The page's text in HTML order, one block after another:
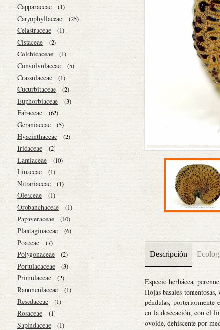
Capparaceae (1)
Caryophyllaceae (25)
Celastraceae (1)
Cistaceae (2)
Colchicaceae (1)
Convolvulaceae (5)
Crassulaceae (1)
Cucurbitaceae (2)
Euphorbiaceae (3)
Fabaceae (62)
Geraniaceae (5)
Hyacinthaceae (2)
Iridaceae (2)
Lamiaceae (10)
Linaceae (1)
Nitrariaceae (1)
Oleaceae (1)
Orobanchaceae (1)
Papaveraceae (10)
Plantaginaceae (6)
Poaceae (7)
Polygonaceae (2)
Portulacaceae (3)
Primulaceae (2)
Ranunculaceae (1)
Resedaceae (1)
Rosaceae (1)
Sapindaceae (1)
Descripción
Especie herbácea,
Hojas basales
péndulas, porteriormente
en la desecación, con el
ovoide, dehiscente por